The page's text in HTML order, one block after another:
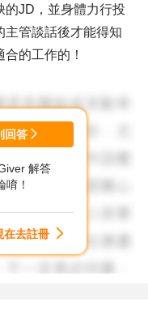
的JD，並身體力行投
主管談話後才能得知
的工作的！
回答
解答
唷！
在去註冊